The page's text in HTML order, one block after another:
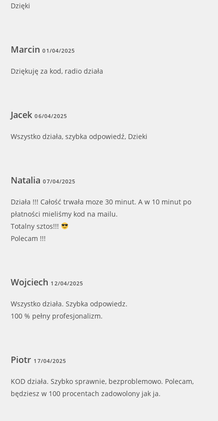
Dzięki
Marcin01/04/2025
Dziękuję za kod, radio działa
Jacek06/04/2025
Wszystko działa, szybka odpowiedź, Dzieki
Natalia07/04/2025
Działa !!! Całość trwała moze 30 minut. A w 10 minut po
płatności mieliśmy kod na mailu.
Totalny sztos!!!
Polecam !!!
Wojciech 12/04/2025
Wszystko działa. Szybka odpowiedz.
100 % pełny profesjonalizm.
Piotr 17/04/2025
KOD działa. Szybko sprawnie, bezproblemowo. Polecam,
będziesz w 100 procentach zadowolony jak ja.